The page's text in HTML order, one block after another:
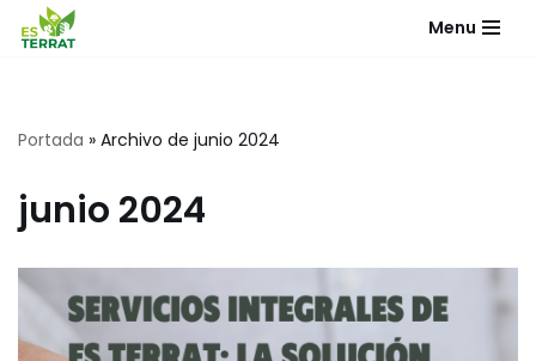
Menu
Portada » Archivo de junio 2024
junio 2024